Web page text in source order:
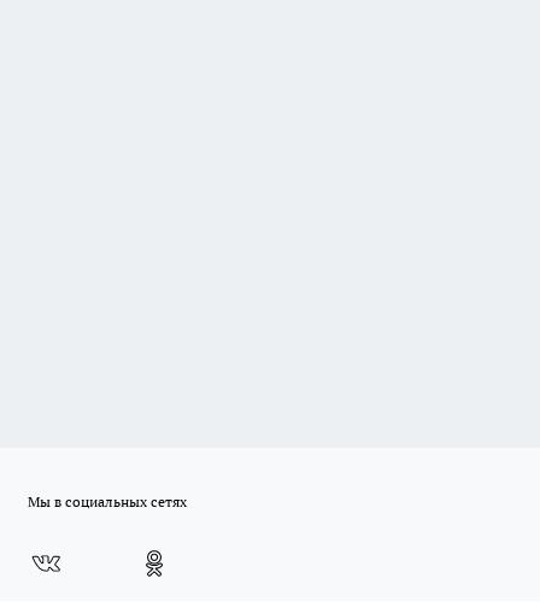
Мы в социальных сетях